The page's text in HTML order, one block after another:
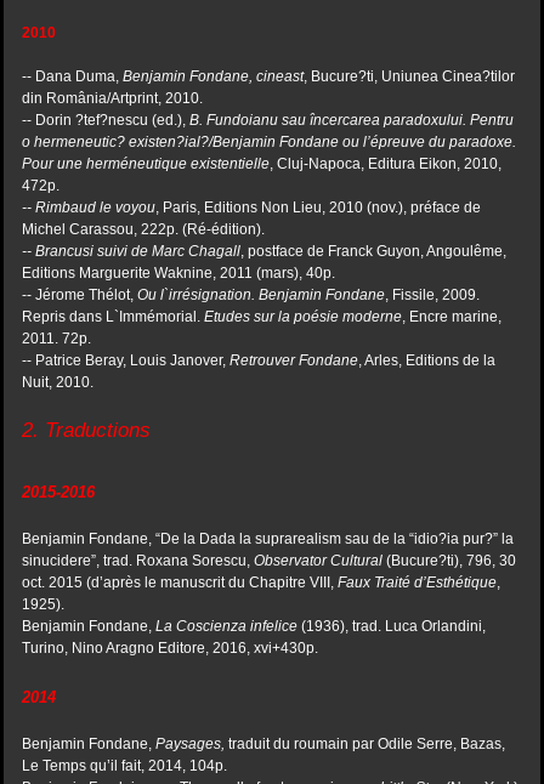
2010
-- Dana Duma, Benjamin Fondane, cineast, Bucure?ti, Uniunea Cinea?tilor
din România/Artprint, 2010.
-- Dorin ?tef?nescu (ed.), B. Fundoianu sau încercarea paradoxului. Pentru
o hermeneutic? existen?ial?/Benjamin Fondane ou l’épreuve du paradoxe.
Pour une herméneutique existentielle, Cluj-Napoca, Editura Eikon, 2010,
472p.
-- Rimbaud le voyou, Paris, Editions Non Lieu, 2010 (nov.), préface de
Michel Carassou, 222p. (Ré-édition).
-- Brancusi suivi de Marc Chagall, postface de Franck Guyon, Angoulême,
Editions Marguerite Waknine, 2011 (mars), 40p.
-- Jérome Thélot, Ou l`irrésignation. Benjamin Fondane, Fissile, 2009.
Repris dans L`Immémorial. Etudes sur la poésie moderne, Encre marine,
2011. 72p.
-- Patrice Beray, Louis Janover, Retrouver Fondane, Arles, Editions de la
Nuit, 2010.
2. Traductions
2015-2016
Benjamin Fondane, “De la Dada la suprarealism sau de la “idio?ia pur?” la
sinucidere”, trad. Roxana Sorescu, Observator Cultural (Bucure?ti), 796, 30
oct. 2015 (d’après le manuscrit du Chapitre VIII, Faux Traité d’Esthétique,
1925).
Benjamin Fondane, La Coscienza infelice (1936), trad. Luca Orlandini,
Turino, Nino Aragno Editore, 2016, xvi+430p.
2014
Benjamin Fondane, Paysages, traduit du roumain par Odile Serre, Bazas,
Le Temps qu’il fait, 2014, 104p.